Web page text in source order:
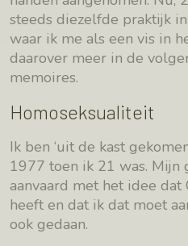
steeds diezelfde praktijk
waar ik me als een vis in
daarover meer in de
memoires.
Homoseksualiteit
Ik ben ‘uit de kast
1977 toen ik 21 was. Mijn
aanvaard met het idee dat
heeft en dat ik dat moet
ook gedaan.